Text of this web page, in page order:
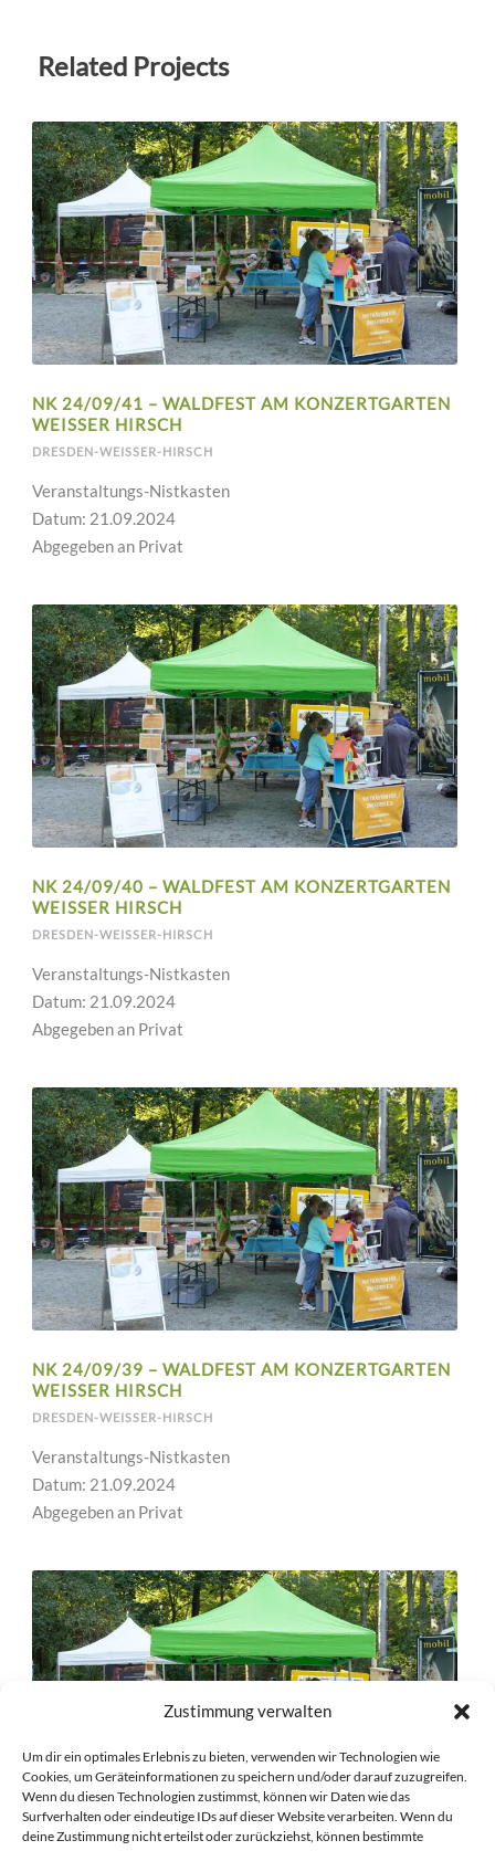
Zustimmung verwalten
Um dir ein optimales Erlebnis zu bieten, verwenden wir Technologien wie
Cookies, um Geräteinformationen zu speichern und/oder darauf zuzugreifen.
Wenn du diesen Technologien zustimmst, können wir Daten wie das
Surfverhalten oder eindeutige IDs auf dieser Website verarbeiten. Wenn du
deine Zustimmung nicht erteilst oder zurückziehst, können bestimmte
Related Projects
NK 24/09/41 – WALDFEST AM KONZERTGARTEN
WEISSER HIRSCH
DRESDEN-WEISSER-HIRSCH
Veranstaltungs-Nistkasten
Datum: 21.09.2024
Abgegeben an Privat
NK 24/09/40 – WALDFEST AM KONZERTGARTEN
WEISSER HIRSCH
DRESDEN-WEISSER-HIRSCH
Veranstaltungs-Nistkasten
Datum: 21.09.2024
Abgegeben an Privat
NK 24/09/39 – WALDFEST AM KONZERTGARTEN
WEISSER HIRSCH
DRESDEN-WEISSER-HIRSCH
Veranstaltungs-Nistkasten
Datum: 21.09.2024
Abgegeben an Privat